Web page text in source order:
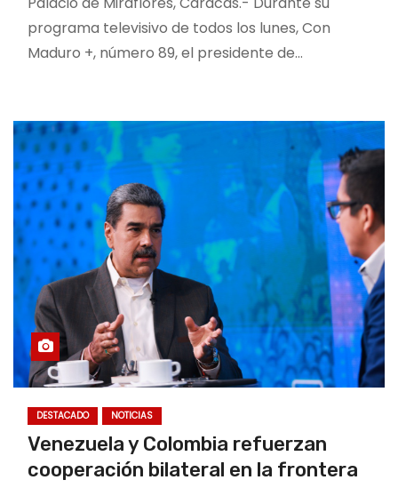
programa televisivo de todos los lunes, Con
Maduro +, número 89, el presidente de…
DESTACADO NOTICIAS
Venezuela y Colombia refuerzan
cooperación bilateral en la frontera